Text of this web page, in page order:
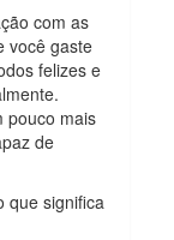
com as
você gaste
felizes e
pouco mais
de
que significa